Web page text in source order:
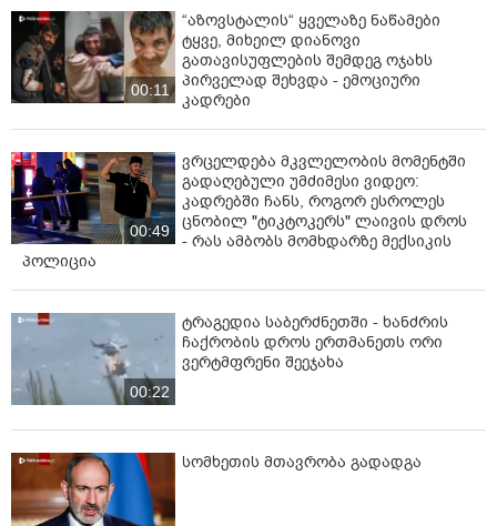
00:11
“აზოვსტალის“ ყველაზე ნაწამები
ტყვე, მიხეილ დიანოვი
გათავისუფლების შემდეგ ოჯახს
პირველად შეხვდა - ემოციური
კადრები
00:49
ვრცელდება მკვლელობის მომენტში
გადაღებული უმძიმესი ვიდეო:
კადრებში ჩანს, როგორ ესროლეს
ცნობილ "ტიკტოკერს" ლაივის დროს
- რას ამბობს მომხდარზე მექსიკის
პოლიცია
00:22
ტრაგედია საბერძნეთში - ხანძრის
ჩაქრობის დროს ერთმანეთს ორი
ვერტმფრენი შეეჯახა
სომხეთის მთავრობა გადადგა